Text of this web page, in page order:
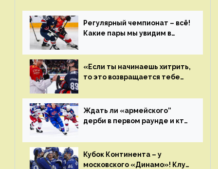
Регулярный чемпионат – всё!
Какие пары мы увидим в
«Если ты начинаешь хитрить,
то это возвращается тебе
Ждать ли «армейского”
дерби в первом раунде и кто
Главные интриги последнего
дня «регулярки” КХЛ
Кубок Континента – у
московского «Динамо»! Клуб